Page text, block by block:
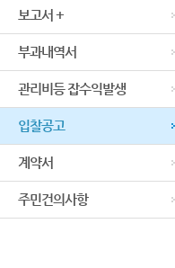
보고서 +
부과내역서
관리비등 잡수익발생
입찰공고
계약서
주민건의사항